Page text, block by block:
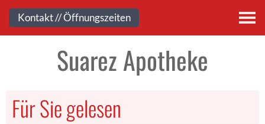
Kontakt
Suarez Apotheke
Für Sie gelesen
Kontakt // Öffnungszeiten